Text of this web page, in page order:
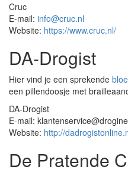
Cruc
E-mail: info@cruc.nl
Website: https://www.cruc.nl/
DA-Drogist
Hier vind je een sprekende
een pillendoosje met
DA-Drogist
E-mail:
Website: http://
De Pratende